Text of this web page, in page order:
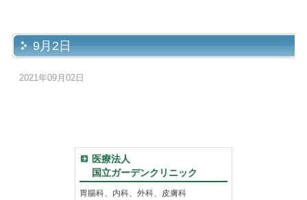
9月2日
2021年09月02日
医療法人
国立ガーデンクリニック
胃腸科、内科、外科、皮膚科